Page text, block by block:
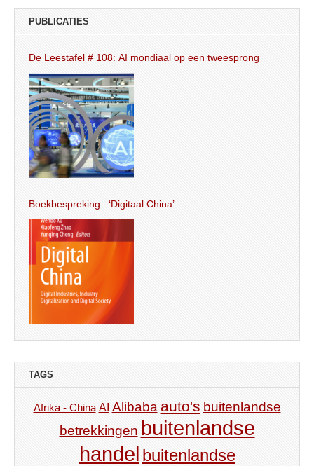
PUBLICATIES
De Leestafel # 108: AI mondiaal op een tweesprong
Boekbespreking: ‘Digitaal China’
TAGS
Afrika - China AI Alibaba auto's buitenlandse
betrekkingen buitenlandse
handel buitenlandse